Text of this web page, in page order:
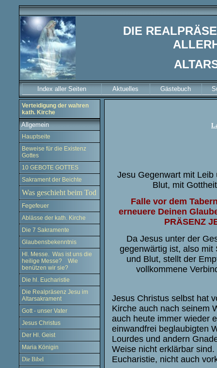
DIE
Index aller Seiten Aktuelles Gästebuch
Verteidigung der wahren
kath. Kirche
Allgemein
Hauptseite
Beweise für die Existenz
Gottes
10 GEBOTE GOTTES
Sakrament der Beichte
Was geschieht beim Tod
Fegefeuer
Ablässe der kath. Kirche
Die 7 Sakramente
Glaubensbekenntnis
Hl. Messe. Was ist uns die
heilige Messe? Wie
benützen wir sie?
Die hl. Eucharistie
Die Realpräsenz Jesu im
Altarsakrament
Gott - unser Vater
Jesus Christus
Der Hl. Geist
Maria Königin
Die Bibel
Jesu Gegenwart mit
Blut, mit
Falle vor dem
erneuere Deinen
PRÄSENZ
Da Jesus unter der
gegenwärtig ist, also mit
und Blut, stellt der
vollkommene
Jesus Christus selbst hat
Kirche auch nach seinem
auch heute immer wieder
einwandfrei beglaubigten
Lourdes und andern
Weise nicht erklärbar
Eucharistie, nicht auch